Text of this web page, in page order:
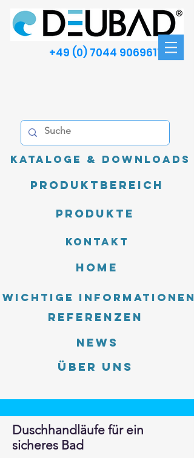
+49 (0) 7044 9069611
Kataloge & Downloads
Produktbereich
Produkte
Kontakt
Home
Wichtige Informationen
Referenzen
News
Über uns
Duschhandläufe für ein
sicheres Bad